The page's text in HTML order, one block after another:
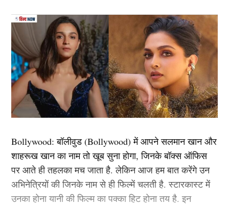
Kl Rahul
दिल्ली कैपिटल्स ने पिछले साल नवंबर में मेगा ऑक्शन से पहले
अपने कप्तान ऋषभ पंत को रिलीज कर दिया था। इसके बाद
उन्होंने ऑक्शन के दौरान 14 करोड़ रुपये खर्च कर केएल राहुल
(KL Rahul) को अपने खेमे में शामिल किया। इसके बाद से ही
माना जा रहा था कि राहुल आईपीएल 2025 में दिल्ली की अगुवाई
करते हुए नजर आएंगे। मगर लगता है कि डीसी की रणनीति कुछ
और है। आइये आपको इस मामले की विस्तार से जानकारी देते हैं।
यह भी पढ़ें:बिना शादी किए दूसरी बार प्रेग्रनेंट हैं अक्षय कुमार
की हीरोइन, खास अंदाज में फैंस के साथ शेयर की खुशखबरी
Next Article
Bollywood:बॉलीवुड (Bollywood)में आपने सलमान खान और
शाहरूख खान का नाम तो खूब सुना होगा, जिनके बॉक्स ऑफिस
पर आते ही तहलका मच जाता है. लेकिन आज हम बात करेंगे उन
अभिनेत्रियों की जिनके नाम से ही फिल्में चलती है. स्टारकास्ट में
उनका होना यानी की फिल्म का पक्का हिट होना तय है. इन